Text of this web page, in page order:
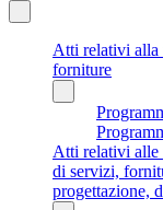
Atti relativi alla
forniture
Atti relativi alle
di servizi,
progettazione,